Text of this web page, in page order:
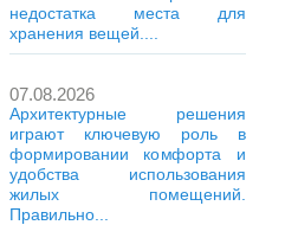
недостатка места для
хранения вещей....
07.08.2026
Архитектурные решения
играют ключевую роль в
формировании комфорта и
удобства использования
жилых помещений.
Правильно...